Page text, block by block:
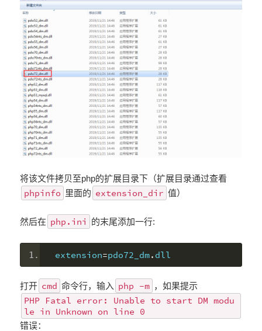
将该文件拷贝至php的扩展目录下（扩展目录通过查看
phpinfo 里面的 extension_dir 值）
然后在 php.ini 的末尾添加一行:
extension=pdo72_dm. dll
打开 cmd 命令行，输入 php -m ，如果提示
PHP Fatal error: Unable to start DM modu
le in Unknown on line 0
错误：